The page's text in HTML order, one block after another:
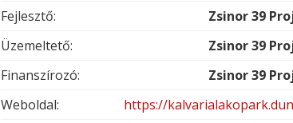
Fejlesztő:
Zsinor 39
Üzemeltető:
Zsinor 39
Finanszírozó:
Zsinor 39
Weboldal:
https://